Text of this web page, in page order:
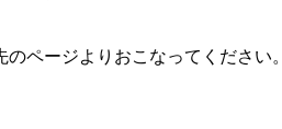
ページよりおこなってください。